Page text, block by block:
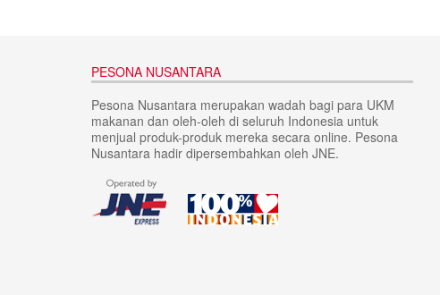
PESONA NUSANTARA
Pesona Nusantara merupakan wadah bagi para UKM
makanan dan oleh-oleh di seluruh Indonesia untuk
menjual produk-produk mereka secara online. Pesona
Nusantara hadir dipersembahkan oleh JNE.